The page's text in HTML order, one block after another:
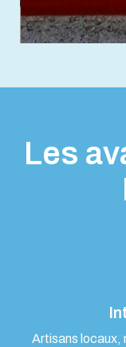
Les
Artisans locaux,